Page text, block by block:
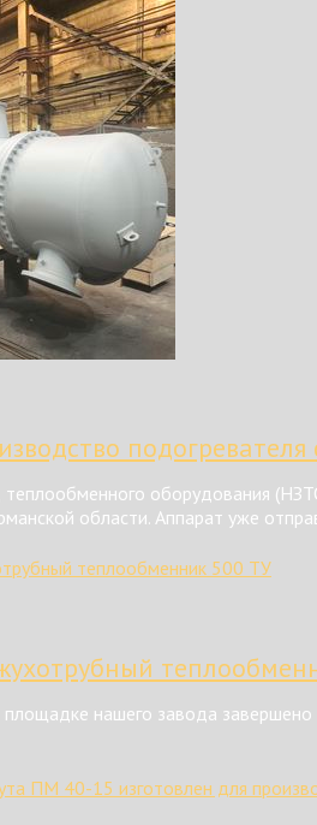
оборудования
области. Аппарат уже
нашего завода